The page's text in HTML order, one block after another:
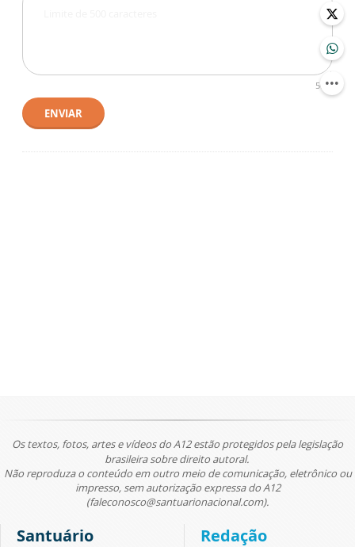
500
ENVIAR
Os textos, fotos, artes e vídeos do A12 estão protegidos pela legislação
brasileira sobre direito autoral.
Não reproduza o conteúdo em outro meio de comunicação, eletrônico ou
impresso, sem autorização expressa do A12
(faleconosco@santuarionacional.com).
Santuário Redação